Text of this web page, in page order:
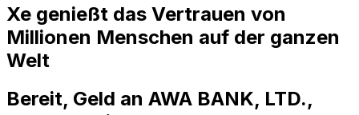
Xe genießt das Vertrauen von
Millionen Menschen auf der ganzen
Welt
Bereit, Geld an AWA BANK, LTD.,